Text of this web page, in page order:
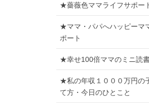
★薔薇色ママライフサポー
★ママ・パパへハッピーマ
ポート
★幸せ100倍ママのミニ読
★私の年収１０００万円の
て方・今日のひとこと